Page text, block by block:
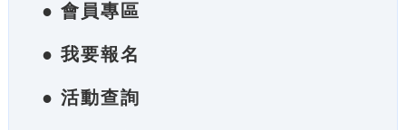
● 會員專區
● 我要報名
● 活動查詢